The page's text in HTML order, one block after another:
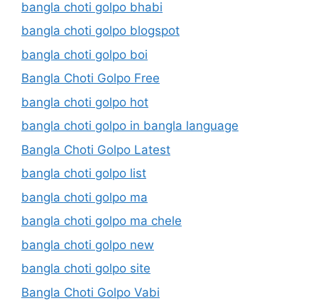
bangla choti golpo bhabi
bangla choti golpo blogspot
bangla choti golpo boi
Bangla Choti Golpo Free
bangla choti golpo hot
bangla choti golpo in bangla language
Bangla Choti Golpo Latest
bangla choti golpo list
bangla choti golpo ma
bangla choti golpo ma chele
bangla choti golpo new
bangla choti golpo site
Bangla Choti Golpo Vabi